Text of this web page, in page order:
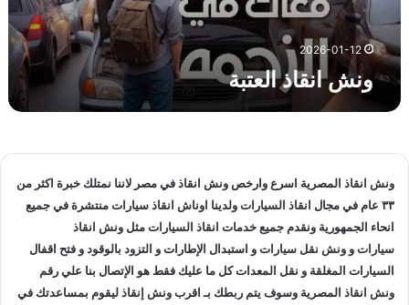
ل
ت
ب
ة
2026-01-12
ونش انقاذ العتبة
ونش انقاذ المصرية اسرع وارخص ونش انقاذفي مصر لاننا نمتلك خبرة اكثر من
٣٣ عام في مجال
انقاذ السياراتولدينا اوناش انقاذ سياراتمنتشرة في جميع
انحاء الجمهورية ونقدم جميع خدمات انقاذ السياراتمثل ونش انقاذ
سياراتو ونش نقل سياراتو استبدال الإطارات و التزود بالوقود و فتح اقفال
السيارات المغلقة و نقل المعدات كل ما عليك فقط هو الإتصال بنا عليرقم
ونش انقاذ المصرية وسوف يتم ربطك بـ اقرب ونش إنقاذليقوم بمساعدتك في